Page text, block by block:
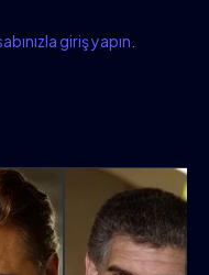
giriş yapın